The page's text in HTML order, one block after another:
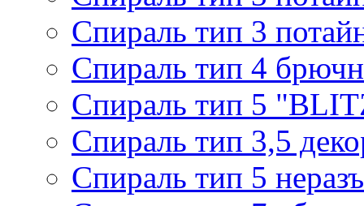
Спираль тип 3
Спираль тип 4
Спираль тип 5
Спираль тип 3,5
Спираль тип 5